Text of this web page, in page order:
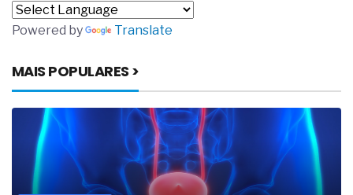
Powered by Translate
MAIS POPULARES >